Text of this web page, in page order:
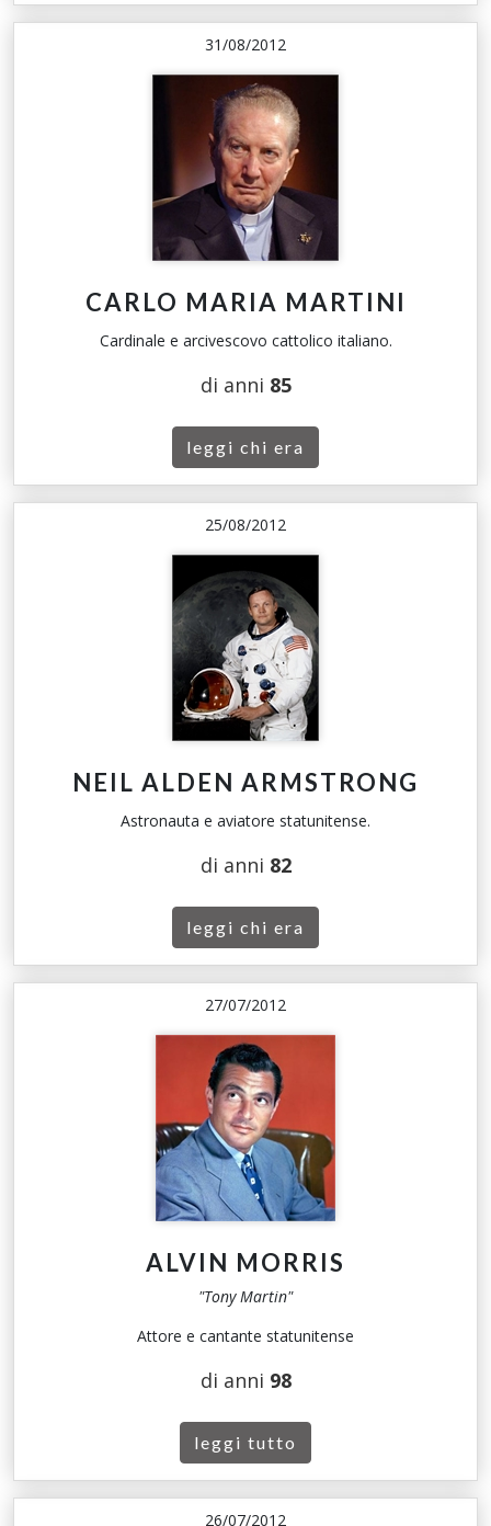
31/08/2012
CARLO MARIA MARTINI
Cardinale e arcivescovo cattolico italiano.
di anni 85
leggi chi era
25/08/2012
NEIL ALDEN ARMSTRONG
Astronauta e aviatore statunitense.
di anni 82
leggi chi era
27/07/2012
ALVIN MORRIS
"Tony Martin"
Attore e cantante statunitense
di anni 98
leggi tutto
26/07/2012